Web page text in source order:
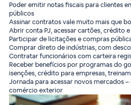
Poder emitir notas fiscais para clientes
públicos
Assinar contratos vale muito mais que
Abrir conta PJ, acessar cartões, crédito
Participar de licitações e compras
Comprar direto de indústrias, com
Contratar funcionários com carteira
Receber benefícios por programas do
isenções, crédito para empresas,
Jornada para acessar novos mercados
comércio exterior